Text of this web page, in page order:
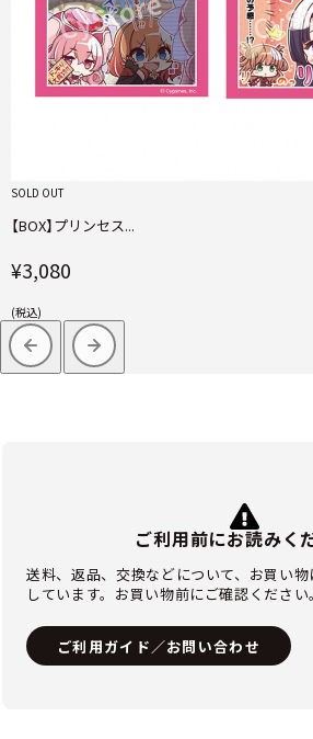
SOLD OUT
【BOX】プリンセス...
¥3,080
(税込)
ご利用前にお読みく
送料、返品、交換などについて、お買い
しています。お買い物前にご確認ください。
ご利用ガイド／お問い合わせ